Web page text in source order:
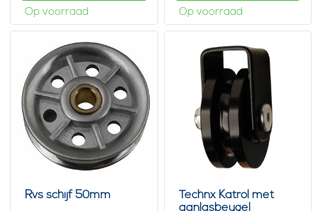
Op voorraad Op voorraad
Rvs schijf 50mm
Technx Katrol met
aanlasbeugel